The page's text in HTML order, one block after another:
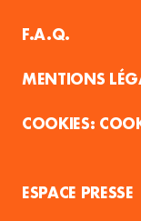
F.A.Q.
MENTIONS
ESPACE PRESSE